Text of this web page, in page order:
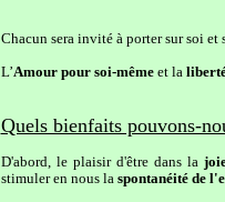
Chacun sera invité à porter sur soi et
L’Amour pour soi-mêmeet la
Quels bienfaits pouvons-
D'abord, le plaisir d'être dans la
stimuler en nous la spontanéité de